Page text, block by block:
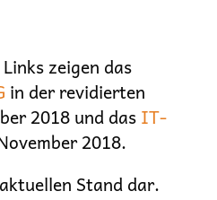
zeigen das
in der revidierten
2018 und dasIT-
2018.
Stand dar.